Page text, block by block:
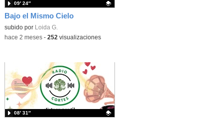
Bajo el Mismo Cielo
Contenido educativo.
subido por Loida G.
09′ 24″
-hace 2 meses- 252 visualizaciones
08′ 31″